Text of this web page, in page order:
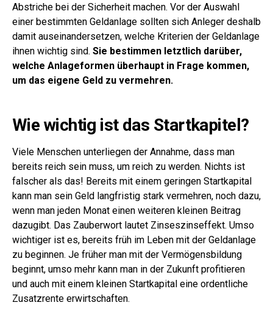
Abstriche bei der Sicherheit machen. Vor der Auswahl
einer bestimmten Geldanlage sollten sich Anleger deshalb
damit auseinandersetzen, welche Kriterien der Geldanlage
ihnen wichtig sind. Sie bestimmen letztlich darüber,
welche Anlageformen überhaupt in Frage kommen,
um das eigene Geld zu vermehren.
Wie wichtig ist das Startkapitel?
Viele Menschen unterliegen der Annahme, dass man
bereits reich sein muss, um reich zu werden. Nichts ist
falscher als das! Bereits mit einem geringen Startkapital
kann man sein Geld langfristig stark vermehren, noch dazu,
wenn man jeden Monat einen weiteren kleinen Beitrag
dazugibt. Das Zauberwort lautet Zinseszinseffekt. Umso
wichtiger ist es, bereits früh im Leben mit der Geldanlage
zu beginnen. Je früher man mit der Vermögensbildung
beginnt, umso mehr kann man in der Zukunft profitieren
und auch mit einem kleinen Startkapital eine ordentliche
Zusatzrente erwirtschaften.